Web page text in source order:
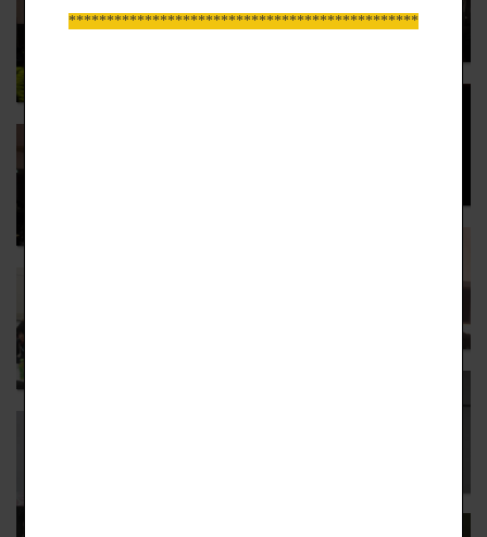
*****************************************************